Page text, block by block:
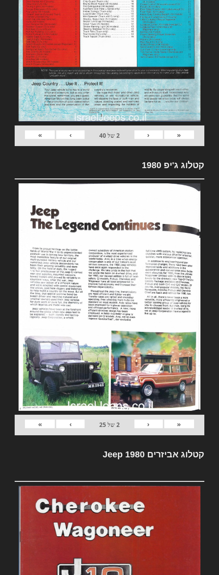
«
‹
2של40
›
»
קטלוג ג'יפ 1980
«
‹
2של25
›
»
קטלוג אביזרים Jeep 1980